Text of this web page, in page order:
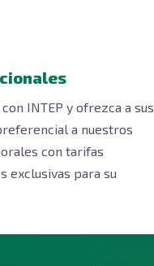
INTEP y ofrezca a sus
a nuestros
con tarifas
exclusivas para su